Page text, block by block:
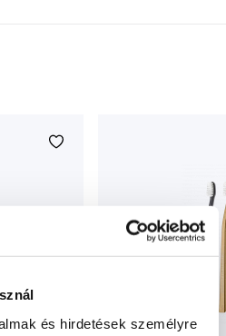
és hirdetések személyre